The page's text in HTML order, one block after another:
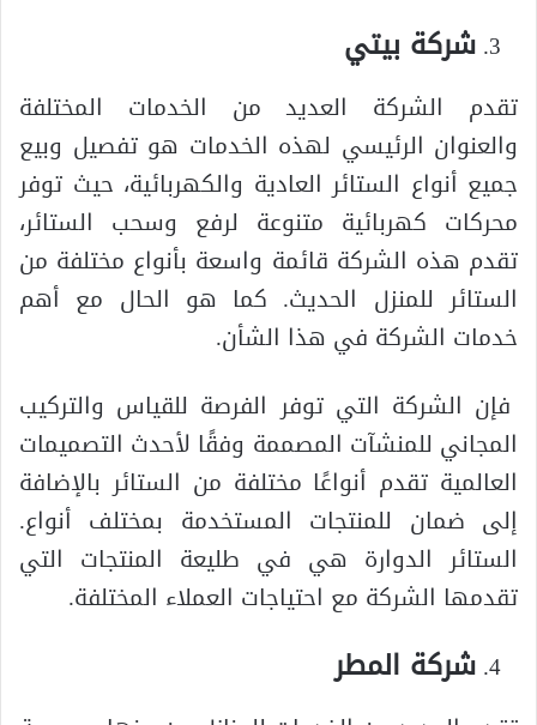
شركة بيتي
تقدم الشركة العديد من الخدمات المختلفة
والعنوان الرئيسي لهذه الخدمات هو تفصيل وبيع
جميع أنواع الستائر العادية والكهربائية، حيث توفر
محركات كهربائية متنوعة لرفع وسحب الستائر،
تقدم هذه الشركة قائمة واسعة بأنواع مختلفة من
الستائر للمنزل الحديث. كما هو الحال مع أهم
خدمات الشركة في هذا الشأن.
فإن الشركة التي توفر الفرصة للقياس والتركيب
المجاني للمنشآت المصممة وفقًا لأحدث التصميمات
العالمية تقدم أنواعًا مختلفة من الستائر بالإضافة
إلى ضمان للمنتجات المستخدمة بمختلف أنواع.
الستائر الدوارة هي في طليعة المنتجات التي
تقدمها الشركة مع احتياجات العملاء المختلفة.
شركة المطر